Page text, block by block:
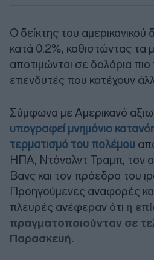
Ο δείκτης του
κατά 0,2%, καθιστώντας τα
αποτιμώνται σε δολάρια πιο
επενδυτές που κατέχουν
Σύμφωνα με Αμερικανό
υπογραφεί μνημόνιο
τερματισμό του πολέμου
ΗΠΑ, Ντόναλντ Τραμπ, τον
Βανς και τον πρόεδρο του
Προηγούμενες αναφορές
πλευρές ανέφεραν ότι η
πραγματοποιούνταν σε
Παρασκευή.